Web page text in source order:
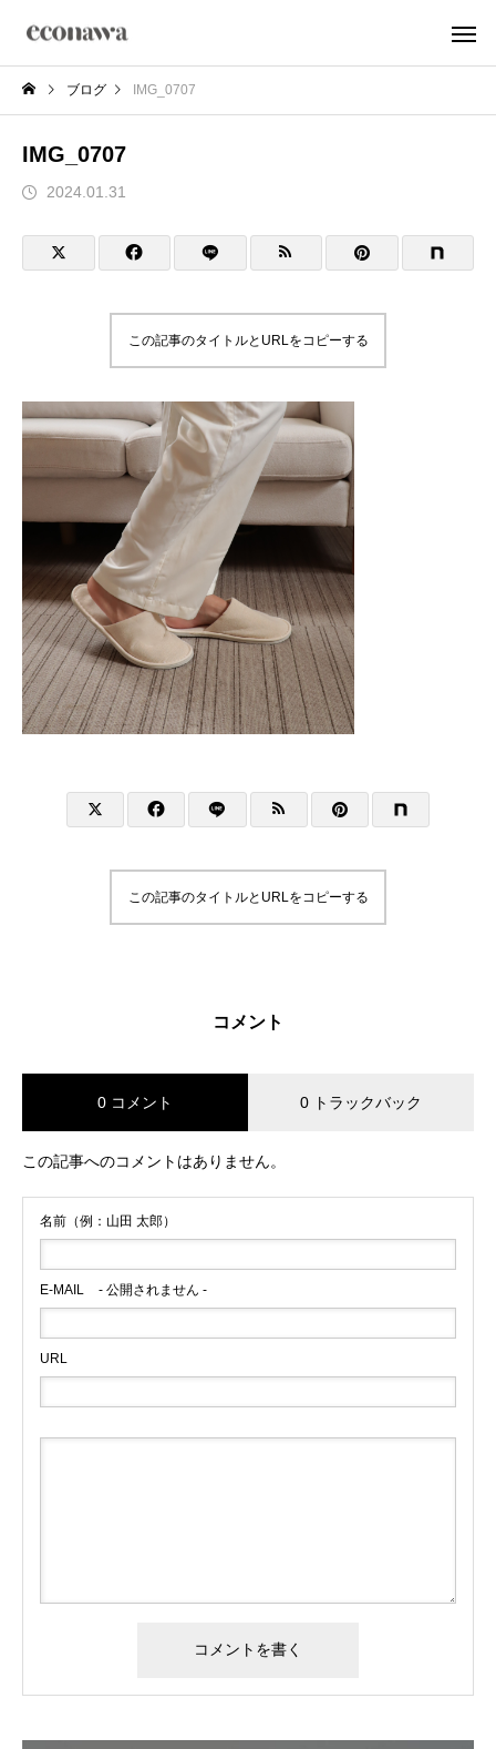
ブログ IMG_0707
IMG_0707
2024.01.31
この記事のタイトルとURLをコピーする
この記事のタイトルとURLをコピーする
コメント
0 コメント 0 トラックバック
この記事へのコメントはありません。
名前（例：山田 太郎）
E-MAIL - 公開されません -
URL